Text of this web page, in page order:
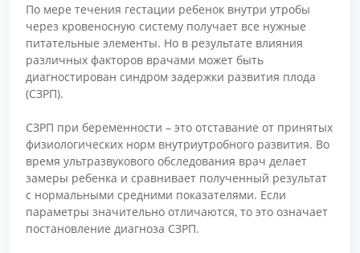
По мере течения гестации ребенок внутри утробы
через кровеносную систему получает все нужные
питательные элементы. Но в результате влияния
различных факторов врачами может быть
диагностирован синдром задержки развития плода
(СЗРП).
СЗРП при беременности – это отставание от принятых
физиологических норм внутриутробного развития. Во
время ультразвукового обследования врач делает
замеры ребенка и сравнивает полученный результат
с нормальными средними показателями. Если
параметры значительно отличаются, то это означает
постановление диагноза СЗРП.